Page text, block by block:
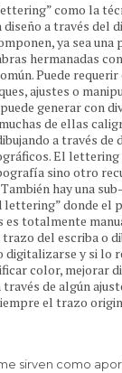
como la
diseño a través del
ya sea una
hermanadas
Puede
ajustes o
generar con
de ellas
a través de
El lettering
sino otro
hay una
lettering” donde el
es totalmente
del escriba o
digitalizarse y si lo
color, mejorar
de algún
el trazo
sirven como